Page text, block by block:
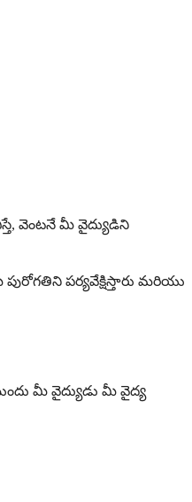
వెంటనే మీ వైద్యుడిని
పర్యవేక్షిస్తారు మరియు
మీ వైద్యుడు మీ వైద్య